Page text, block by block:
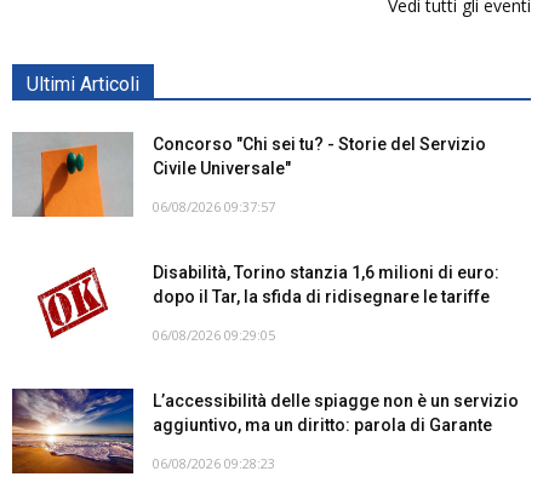
Vedi tutti gli eventi
Ultimi Articoli
Concorso "Chi sei tu? - Storie del Servizio
Civile Universale"
06/08/2026 09:37:57
Disabilità, Torino stanzia 1,6 milioni di euro:
dopo il Tar, la sfida di ridisegnare le tariffe
06/08/2026 09:29:05
L’accessibilità delle spiagge non è un servizio
aggiuntivo, ma un diritto: parola di Garante
06/08/2026 09:28:23